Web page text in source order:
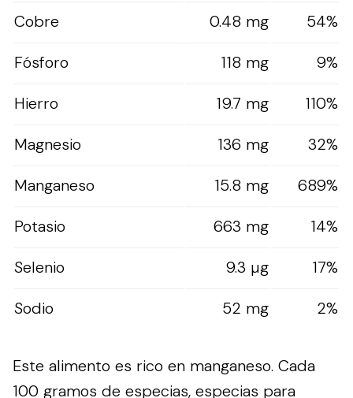
Cobre
0.48 mg
54%
Fósforo
118 mg
9%
Hierro
19.7 mg
110%
Magnesio
136 mg
32%
Manganeso
15.8 mg
689%
Potasio
663 mg
14%
Selenio
9.3 µg
17%
Sodio
52 mg 2%
Este alimento es rico en manganeso. Cada
100 gramos de especias, especias para